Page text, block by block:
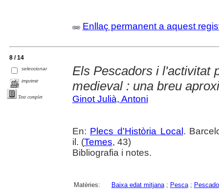
Enllaç permanent a aquest
8 / 14
seleccionar
imprimir
Text complet
Els Pescadors i l'activitat
medieval : una breu
Ginot Julià, Antoni
En: Plecs d'Història Local.
il. (Temes, 43)
Bibliografia i notes.
Matèries: Baixa edat mitjana; Pesca;